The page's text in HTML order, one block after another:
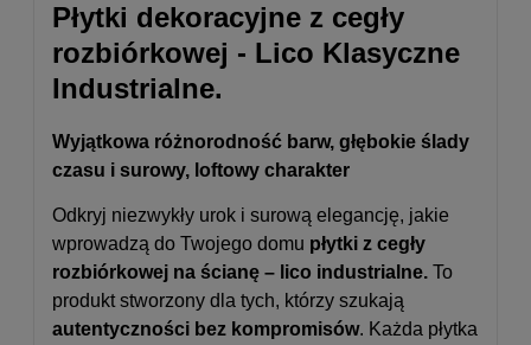
Płytki dekoracyjne z cegły
rozbiórkowej - Lico Klasyczne
Industrialne.
Wyjątkowa różnorodność barw, głębokie ślady
czasu i surowy, loftowy charakter
Odkryj niezwykły urok i surową elegancję, jakie
wprowadzą do Twojego domu płytki z cegły
rozbiórkowej na ścianę – lico industrialne. To
produkt stworzony dla tych, którzy szukają
autentyczności bez kompromisów. Każda płytka